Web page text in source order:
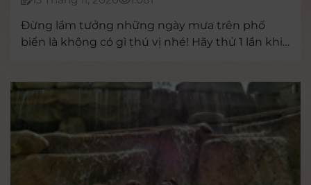
Đừng lầm tưởng những ngày mưa trên phố
biển là không có gì thú vị nhé! Hãy thử 1 lần khi
trải nghiệm độc đáo không thể nào quên. Còn
đắm mình trong bể khoáng nóng, nghỉ ngơi và
thả lỏng cho cơ thể được thư giãn hoàn toàn.